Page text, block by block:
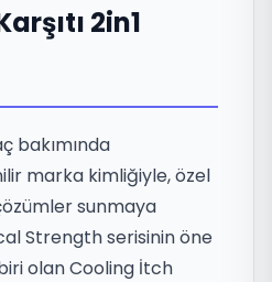
2in1
bakımında
marka kimliğiyle, özel
sunmaya
Strength serisinin öne
olan Cooling İtch